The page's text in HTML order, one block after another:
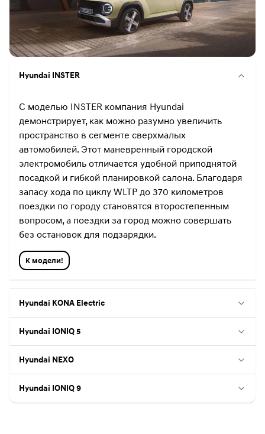
Hyundai INSTER
С моделью INSTER компания Hyundai
демонстрирует, как можно разумно увеличить
пространство в сегменте сверхмалых
автомобилей. Этот маневренный городской
электромобиль отличается удобной приподнятой
посадкой и гибкой планировкой салона. Благодаря
запасу хода по циклу WLTP до 370 километров
поездки по городу становятся второстепенным
вопросом, а поездки за город можно совершать
без остановок для подзарядки.
К модели!
Hyundai KONA Electric
Hyundai IONIQ 5
Hyundai NEXO
Hyundai IONIQ 9